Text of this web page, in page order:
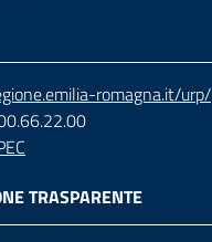
romagna.it/urp/
TRASPARENTE